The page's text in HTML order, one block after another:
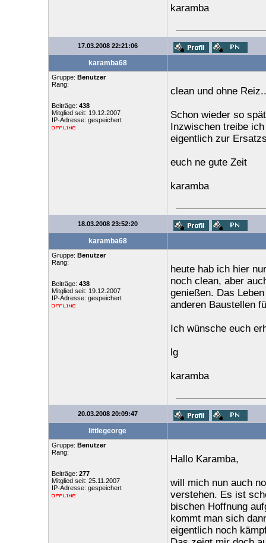
karamba
17.03.2008 22:21:06
karamba68
Gruppe: Benutzer
Rang:
Beiträge: 438
Mitglied seit: 19.12.2007
IP-Adresse: gespeichert
clean und ohne
Schon wieder so
Inzwischen treibe
eigentlich zur
euch ne gute Zeit
karamba
18.03.2008 23:52:20
karamba68
Gruppe: Benutzer
Rang:
Beiträge: 438
Mitglied seit: 19.12.2007
IP-Adresse: gespeichert
heute hab ich hier
noch clean, aber
genießen. Das
anderen Baustellen
Ich wünsche euch
lg
karamba
20.03.2008 20:09:47
littlegeorge
Gruppe: Benutzer
Rang:
Beiträge: 277
Mitglied seit: 25.11.2007
IP-Adresse: gespeichert
Hallo Karamba,
will mich nun auch
verstehen. Es ist
bischen Hoffnung
kommt man sich
eigentlich noch